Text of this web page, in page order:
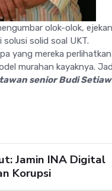
olok-olok,
solid soal UKT.
yang mereka
murahan kayaknya.
senior Budi
Jamin INA Digital
Korupsi